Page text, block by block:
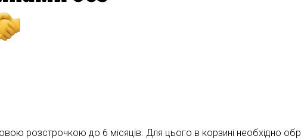
розстрочкою до 6 місяців. Для цього в корзині необхідно